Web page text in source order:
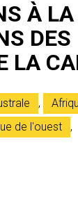
À LA
DES
LA
,
de l'ouest
,